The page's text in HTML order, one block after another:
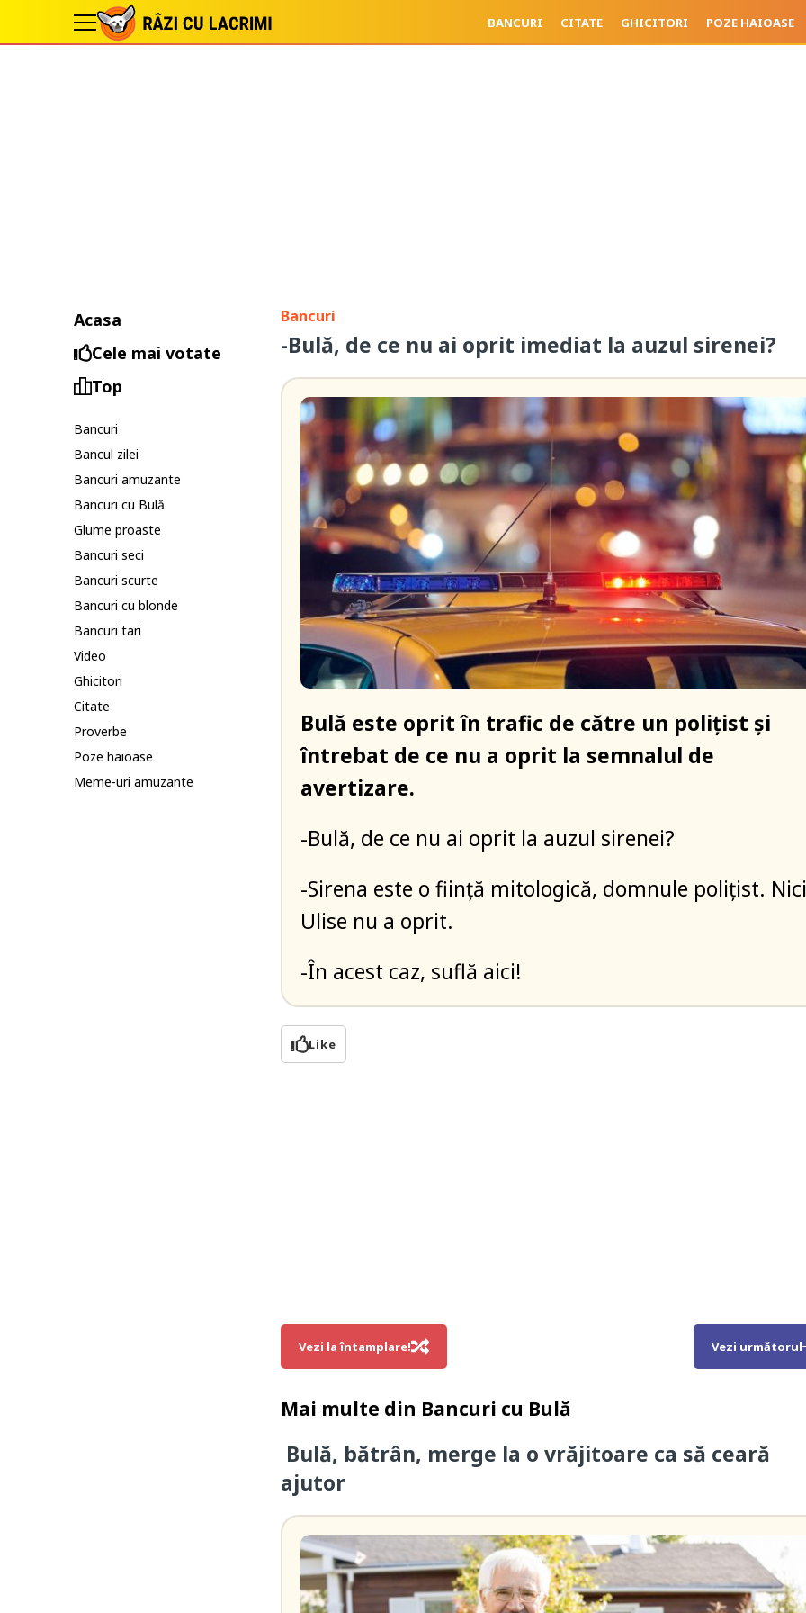
BANCURI CITATE GHICITORI POZE HAIOASE
Acasa
Cele mai votate
Top
Bancuri
Bancul zilei
Bancuri amuzante
Bancuri cu Bulă
Glume proaste
Bancuri seci
Bancuri scurte
Bancuri cu blonde
Bancuri tari
Video
Ghicitori
Citate
Proverbe
Poze haioase
Meme-uri amuzante
Bancuri
-Bulă, de ce nu ai oprit imediat la auzul sirenei?
Bulă este oprit în trafic de către un polițist și
întrebat de ce nu a oprit la semnalul de
avertizare.
-Bulă, de ce nu ai oprit la auzul sirenei?
-Sirena este o ființă mitologică, domnule polițist. Nici
Ulise nu a oprit.
-În acest caz, suflă aici!
Like
Vezi la întamplare! Vezi următorul
Mai multe din Bancuri cu Bulă
Bulă, bătrân, merge la o vrăjitoare ca să ceară
ajutor